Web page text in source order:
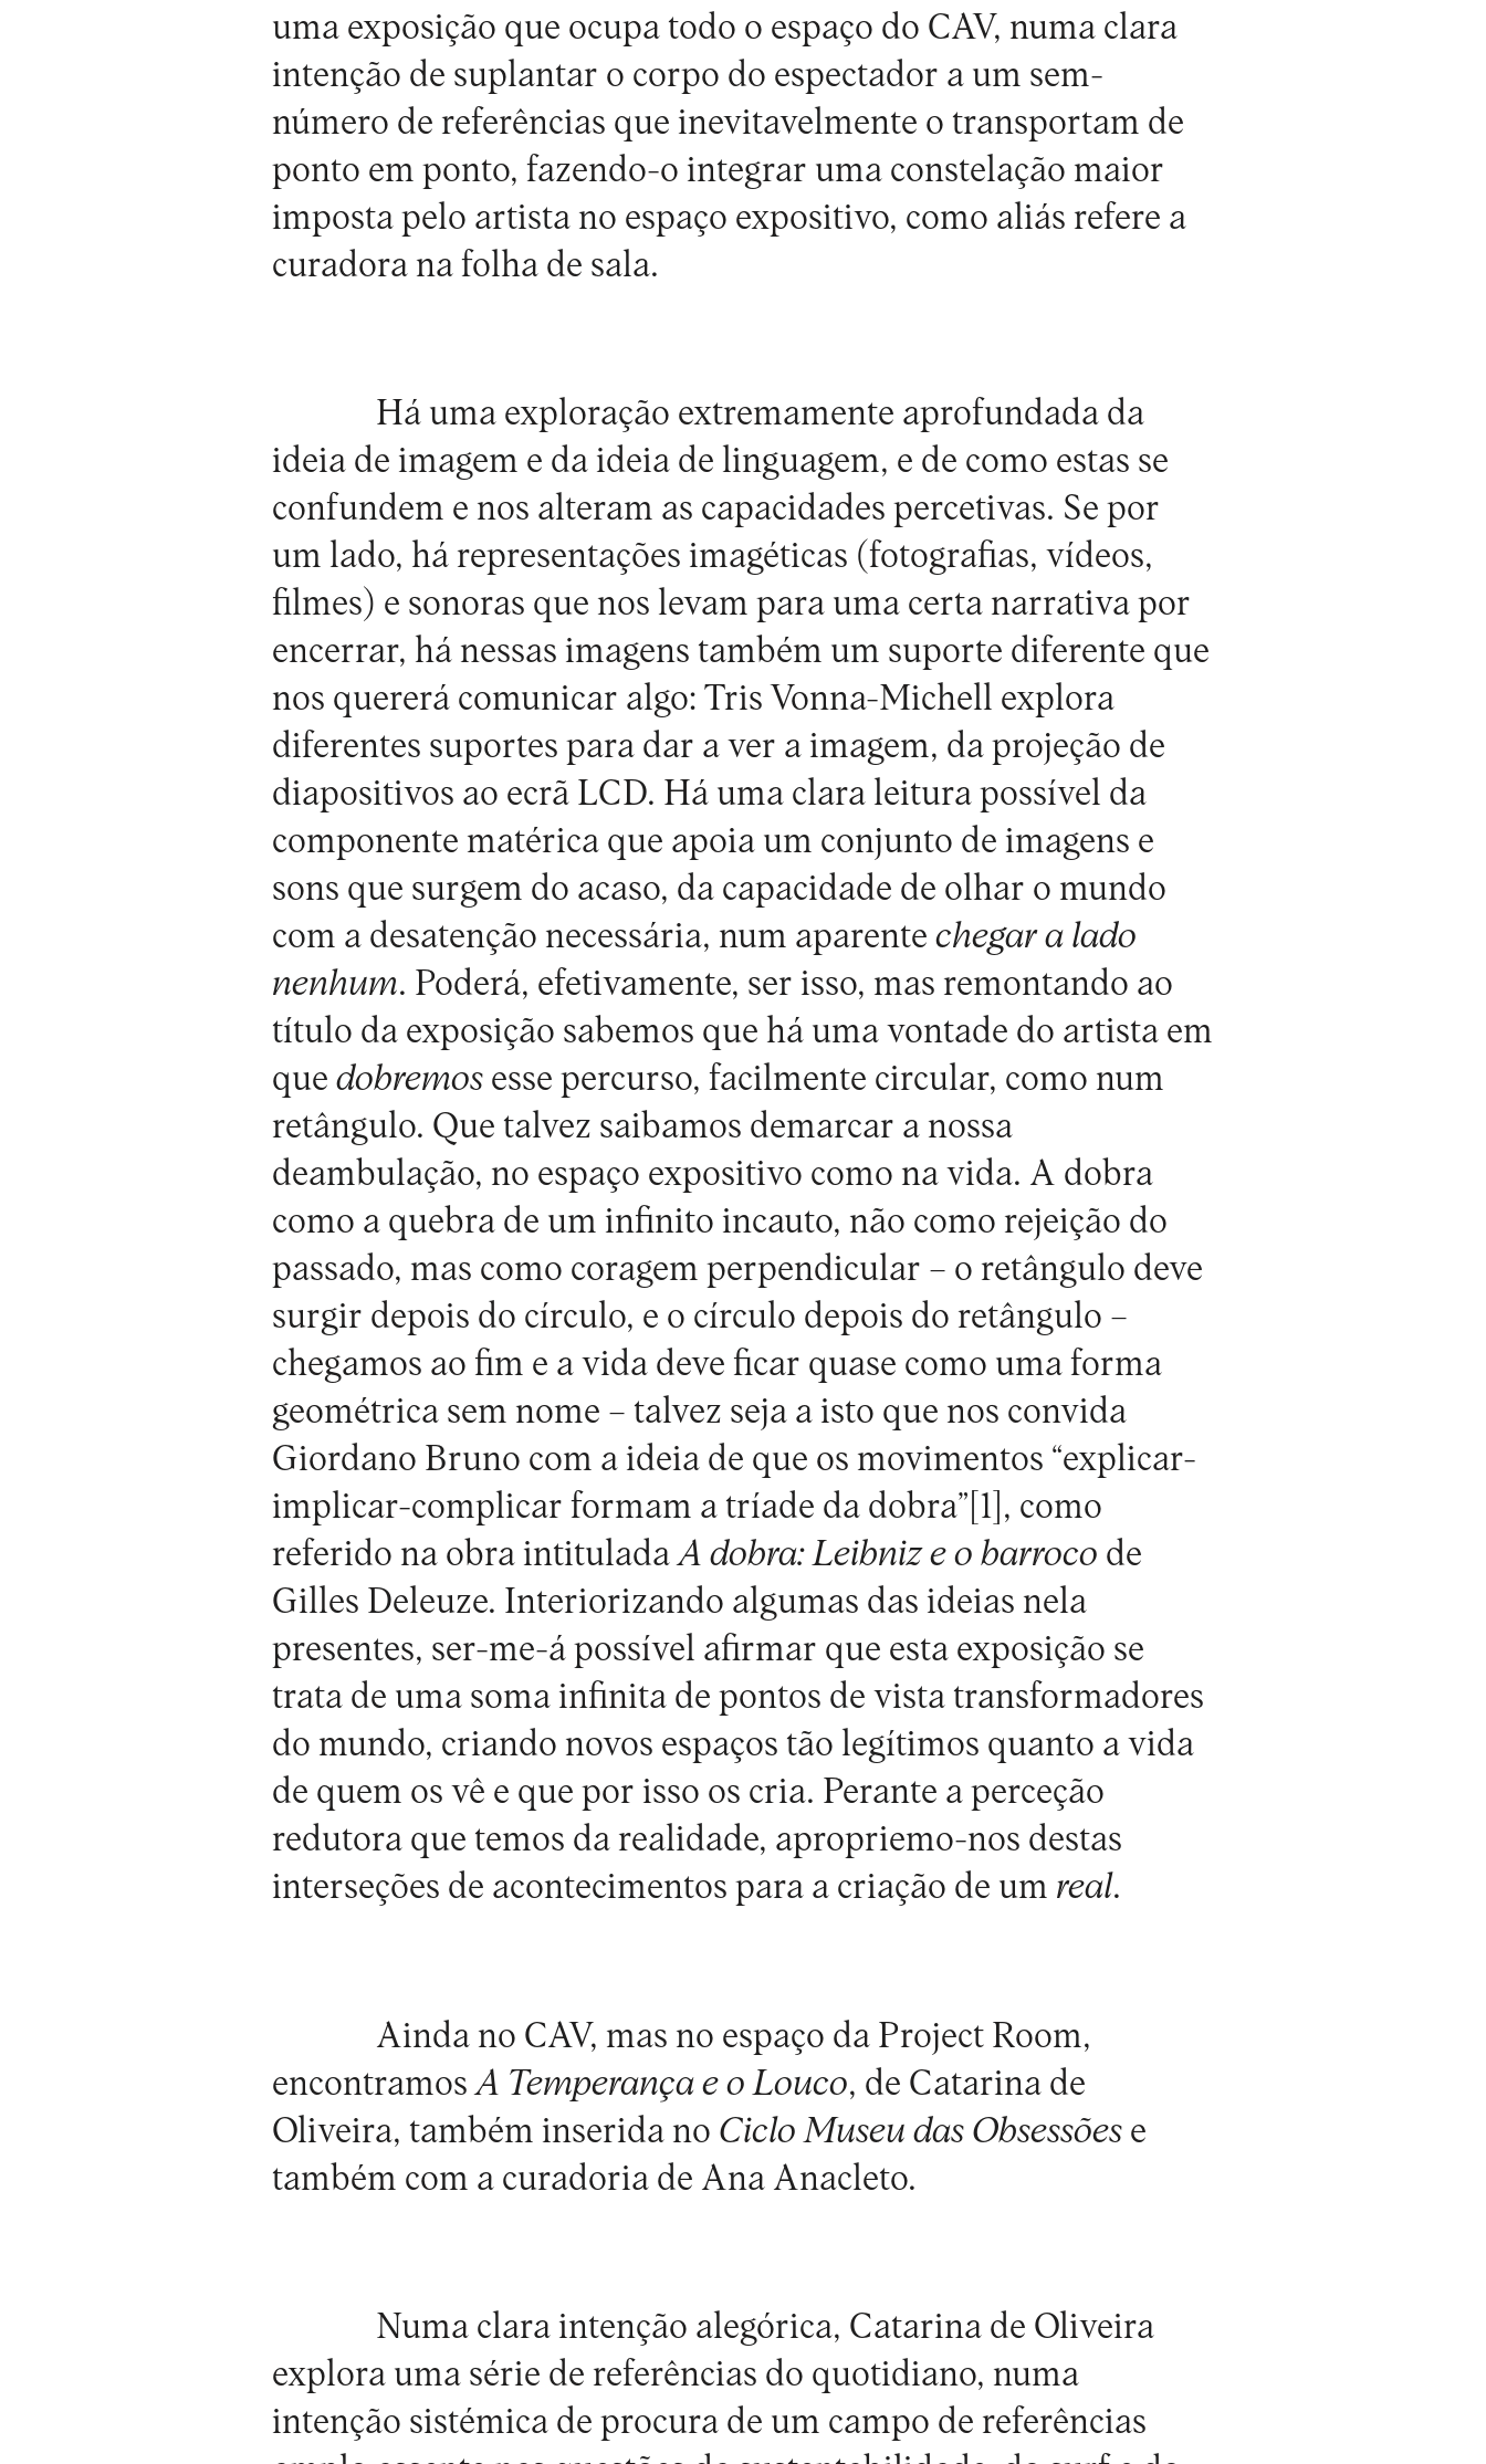
uma exposição que ocupa todo o espaço do CAV, numa clara
intenção de suplantar o corpo do espectador a um sem-
número de referências que inevitavelmente o transportam de
ponto em ponto, fazendo-o integrar uma constelação maior
imposta pelo artista no espaço expositivo, como aliás refere a
curadora na folha de sala.
Há uma exploração extremamente aprofundada da
ideia de imagem e da ideia de linguagem, e de como estas se
confundem e nos alteram as capacidades percetivas. Se por
um lado, há representações imagéticas (fotografias, vídeos,
filmes) e sonoras que nos levam para uma certa narrativa por
encerrar, há nessas imagens também um suporte diferente que
nos quererá comunicar algo: Tris Vonna-Michell explora
diferentes suportes para dar a ver a imagem, da projeção de
diapositivos ao ecrã LCD. Há uma clara leitura possível da
componente matérica que apoia um conjunto de imagens e
sons que surgem do acaso, da capacidade de olhar o mundo
com a desatenção necessária, num aparentechegar a lado
nenhum. Poderá, efetivamente, ser isso, mas remontando ao
título da exposição sabemos que há uma vontade do artista em
quedobremos esse percurso, facilmente circular, como num
retângulo. Que talvez saibamos demarcar a nossa
deambulação, no espaço expositivo como na vida. A dobra
como a quebra de um infinito incauto, não como rejeição do
passado, mas como coragem perpendicular – o retângulo deve
surgir depois do círculo, e o círculo depois do retângulo –
chegamos ao fim e a vida deve ficar quase como uma forma
geométrica sem nome – talvez seja a isto que nos convida
Giordano Bruno com a ideia de que os movimentos “explicar-
implicar-complicar formam a tríade da dobra” [1] , como
referido na obra intituladaA dobra: Leibniz e o barroco de
Gilles Deleuze. Interiorizando algumas das ideias nela
presentes, ser-me-á possível afirmar que esta exposição se
trata de uma soma infinita de pontos de vista transformadores
do mundo, criando novos espaços tão legítimos quanto a vida
de quem os vê e que por isso os cria. Perante a perceção
redutora que temos da realidade, apropriemo-nos destas
interseções de acontecimentos para a criação de um real.
Ainda no CAV, mas no espaço da Project Room,
encontramosA Temperança e o Louco, de Catarina de
Oliveira, também inserida no Ciclo Museu das Obsessões e
também com a curadoria de Ana Anacleto.
Numa clara intenção alegórica, Catarina de Oliveira
explora uma série de referências do quotidiano, numa
intenção sistémica de procura de um campo de referências